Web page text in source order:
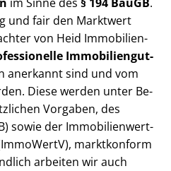
und fair den Marktwert
von Heid Im­mo­bi­li­en­
Im­mo­bi­li­en­gut­
anerkannt sind und vom
Diese werden unter Be­
Vorgaben, des
sowie der Im­mo­bi­li­en­wert­
marktkonform
arbeiten wir auch